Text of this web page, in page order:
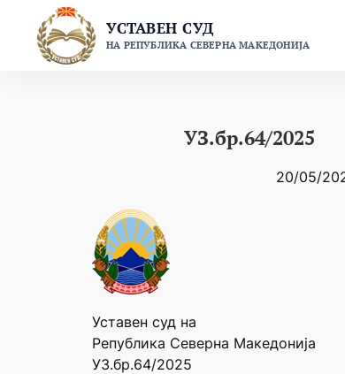
content
УСТАВЕН СУД
НА РЕПУБЛИКА СЕВЕРНА МАКЕДОНИЈА
УЗ.бр.64/2025
20/05/
Уставен суд на
Република Северна Македонија
УЗ.бр.64/2025